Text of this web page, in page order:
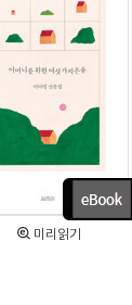
미리읽기